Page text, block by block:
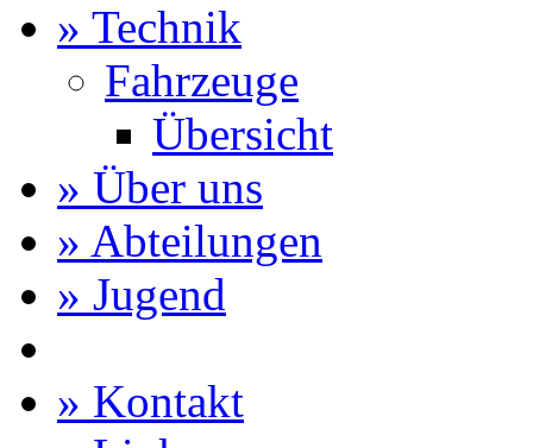
» Technik
Fahrzeuge
Übersicht
» Über uns
» Abteilungen
» Jugend
» Kontakt